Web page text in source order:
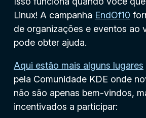
Linux! A campanha EndOf10
de organizações e eventos ao
pode obter ajuda.
Aqui estão mais alguns lugares
pela Comunidade KDE onde
não são apenas bem-vindos,
incentivados a participar: